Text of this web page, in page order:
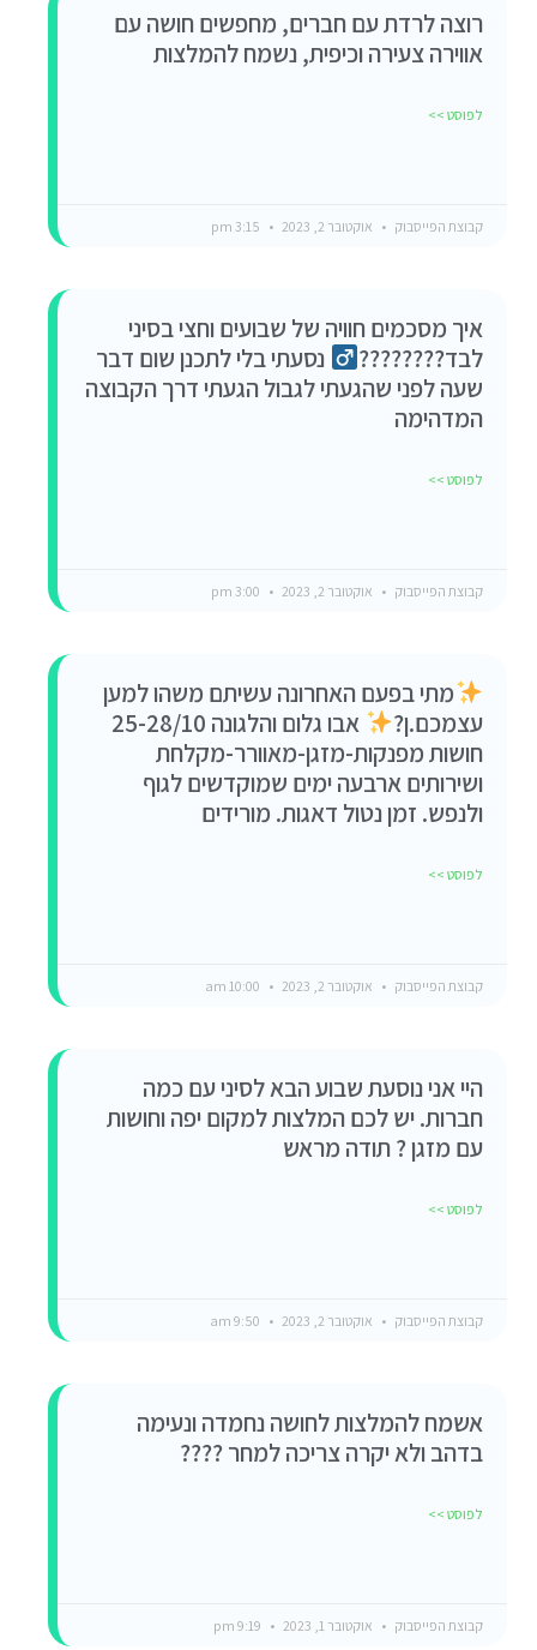
רוצה לרדת עם חברים, מחפשים חושה עם
אווירה צעירה וכיפית, נשמח להמלצות
לפוסט >>
קבוצת הפייסבוק אוקטובר 2, 2023
איך מסכמים חוויה של שבועים וחצי בסיני
לבד????????‍
נסעתי בלי לתכנן שום דבר
שעה לפני שהגעתי לגבול הגעתי דרך הקבוצה
המדהימה
לפוסט >>
קבוצת הפייסבוק אוקטובר 2, 2023
מתי בפעם האחרונה עשיתם משהו למען
עצמכם.ן?
אבו גלום והלגונה 25-28/10
חושות מפנקות-מזגן-מאוורר-מקלחת
ושירותים ארבעה ימים שמוקדשים לגוף
ולנפש. זמן נטול דאגות. מורידים
לפוסט >>
קבוצת הפייסבוק אוקטובר 2, 2023
היי אני נוסעת שבוע הבא לסיני עם כמה
חברות. יש לכם המלצות למקום יפה וחושות
עם מזגן ? תודה מראש
לפוסט >>
קבוצת הפייסבוק אוקטובר 2, 2023
אשמח להמלצות לחושה נחמדה ונעימה
בדהב ולא יקרה צריכה למחר ????
לפוסט >>
קבוצת הפייסבוק אוקטובר 1, 2023